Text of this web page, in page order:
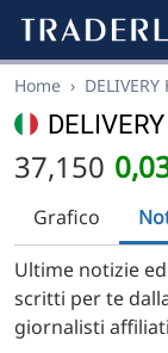
Home › DELIVERY
37,150
Grafico
Ultime notizie ed
scritti per te
giornalisti affiliati